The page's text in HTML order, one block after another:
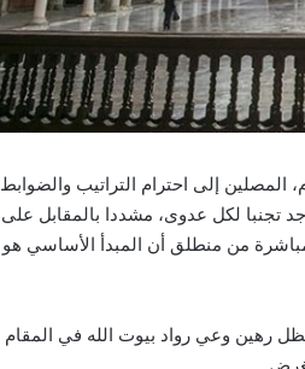
أحمد عظوم، المصلين إلى احترام التراتيب والضوابط
تجنبا لكل عدوى، مشددا بالمقابل على
من منطلق أن المبدأ الأساسي هو
رهين وعي رواد بيوت الله في المقام